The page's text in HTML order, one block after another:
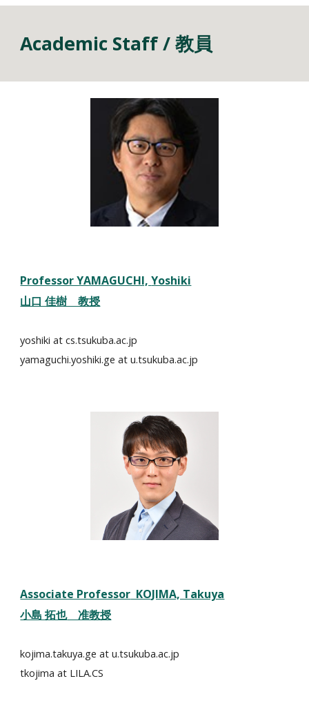
Academic Staff / 教員
Professor YAMAGUCHI,Yoshiki
山口 佳樹 教授
yoshiki at cs.tsukuba.ac.jp
yamaguchi.yoshiki.ge at u.tsukuba.ac.jp
Associate Professor KOJIMA, Takuya
小島 拓也准教授
kojima.takuya.ge at u.tsukuba.ac.jp
tkojimaat LILA.CS